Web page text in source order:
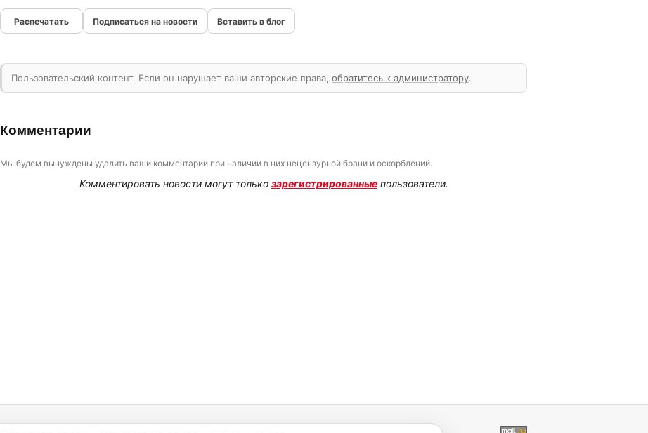
Подписаться на новости Вставить в блог
Пользовательский контент. Если он нарушает ваши авторские права, обратитесь к администратору.
Комментарии
Мы будем вынуждены удалить ваши комментарии при наличии в них нецензурной брани и оскорблений.
Комментировать новости могут только зарегистрированныепользователи.